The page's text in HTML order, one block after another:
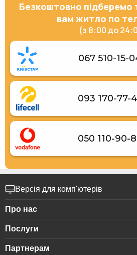
Безкоштовно
вам житло по
(з 8:00 до
067 510-15-
093 170-77-
050 110-90-
Версія для комп'ютерів
Про нас
Про компанію
Конфіденційність
Послуги
Для бізнес-клієнтів
Партнерам